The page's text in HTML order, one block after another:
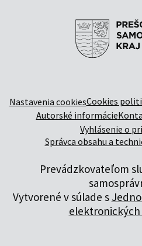
Nastavenia cookiesCookies
Autorské informácie
Vyhlásenie o
Správca obsahu a
Prevádzkovateľom
Vytvorené v súlade s
elektronických